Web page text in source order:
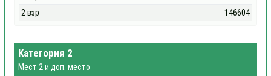
2 взр
146604
Категория 2
Мест 2 и доп. место